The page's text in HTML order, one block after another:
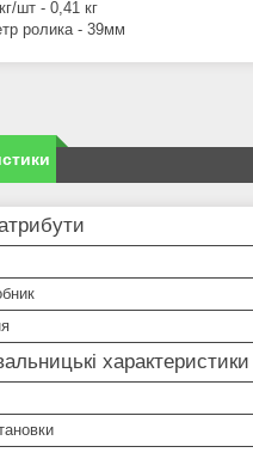
шт - 0,41 кг
ролика - 39мм
характеристики